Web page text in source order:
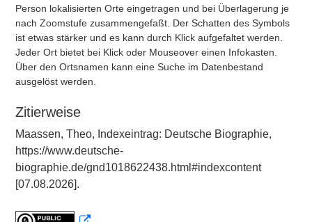
Person lokalisierten Orte eingetragen und bei Überlagerung je
nach Zoomstufe zusammengefaßt. Der Schatten des Symbols
ist etwas stärker und es kann durch Klick aufgefaltet werden.
Jeder Ort bietet bei Klick oder Mouseover einen Infokasten.
Über den Ortsnamen kann eine Suche im Datenbestand
ausgelöst werden.
Zitierweise
Maassen, Theo, Indexeintrag: Deutsche Biographie,
https://www.deutsche-
biographie.de/gnd1018622438.html#indexcontent
[07.08.2026].